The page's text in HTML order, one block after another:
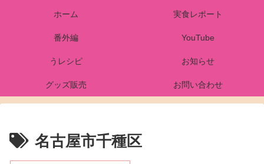
ホーム 実食レポート
番外編 YouTube
うレシピ お知らせ
グッズ販売 お問い合わせ
名古屋市千種区